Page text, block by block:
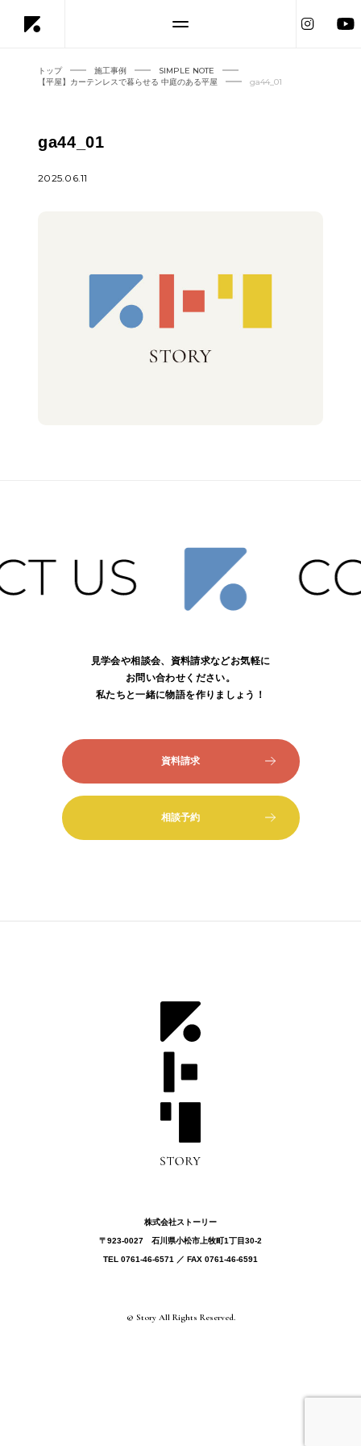
トップ 施工事例
SIMPLE NOTE
【平屋】カーテンレスで暮らせる 中庭のある平屋
ga44_01
ga44_01
2025.06.11
見学会や相談会、資料請求などお気軽に
お問い合わせください。
私たちと一緒に物語を作りましょう！
資料請求
相談予約
株式会社ストーリー
〒923-0027 ⽯川県⼩松市上牧町1丁目30-2
TEL 0761-46-6571 ／ FAX 0761-46-6591
© Story All Rights Reserved.